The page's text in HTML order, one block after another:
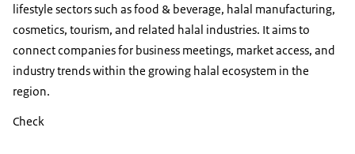
lifestyle sectors such as food & beverage, halal manufacturing,
cosmetics, tourism, and related halal industries. It aims to
connect companies for business meetings, market access, and
industry trends within the growing halal ecosystem in the
region.
Check